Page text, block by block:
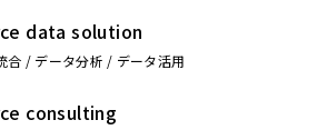
data solution
合 / データ分析 / データ活用
consulting